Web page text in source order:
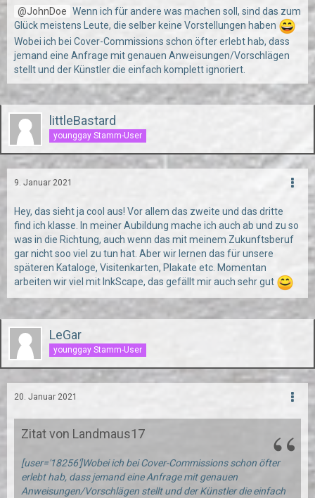
JohnDoe Wenn ich für andere was machen soll, sind das zum
Glück meistens Leute, die selber keine Vorstellungen haben
Wobei ich bei Cover-Commissions schon öfter erlebt hab, dass
jemand eine Anfrage mit genauen Anweisungen/Vorschlägen
stellt und der Künstler die einfach komplett ignoriert.
littleBastard
younggay Stamm-User
9. Januar 2021
Hey, das sieht ja cool aus! Vor allem das zweite und das dritte
find ich klasse. In meiner Aubildung mache ich auch ab und zu so
was in die Richtung, auch wenn das mit meinem Zukunftsberuf
gar nicht soo viel zu tun hat. Aber wir lernen das für unsere
späteren Kataloge, Visitenkarten, Plakate etc. Momentan
arbeiten wir viel mit InkScape, das gefällt mir auch sehr gut
LeGar
younggay Stamm-User
20. Januar 2021
Zitat von Landmaus17
[user='18256']Wobei ich bei Cover-Commissions schon öfter
erlebt hab, dass jemand eine Anfrage mit genauen
Anweisungen/Vorschlägen stellt und der Künstler die einfach